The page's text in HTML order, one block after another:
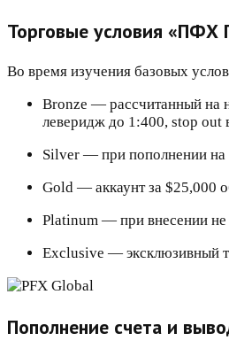
Торговые условия «ПФХ
Во время изучения базовых
Bronze — рассчитанный на
леверидж до 1:400, stop out
Silver — при пополнении на
Gold — аккаунт за $25,000
Platinum — при внесении не
Exclusive — эксклюзивный
Пополнение счета и